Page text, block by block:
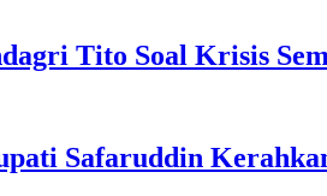
Tito Soal Krisis
Safaruddin